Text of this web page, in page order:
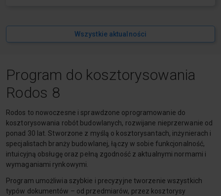
Wszystkie aktualności
Program do kosztorysowania
Rodos 8
Rodos to nowoczesne i sprawdzone oprogramowanie do
kosztorysowania robót budowlanych, rozwijane nieprzerwanie od
ponad 30 lat. Stworzone z myślą o kosztorysantach, inżynierach i
specjalistach branży budowlanej, łączy w sobie funkcjonalność,
intuicyjną obsługę oraz pełną zgodność z aktualnymi normami i
wymaganiami rynkowymi.
Program umożliwia szybkie i precyzyjne tworzenie wszystkich
typów dokumentów – od przedmiarów, przez kosztorysy